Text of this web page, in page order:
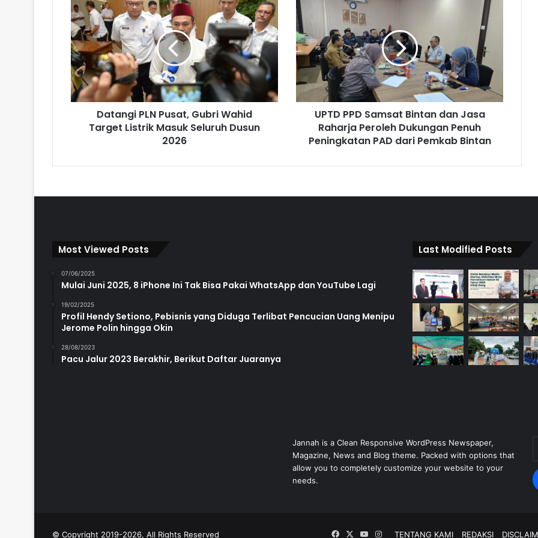
Datangi PLN Pusat, Gubri Wahid
Target Listrik Masuk Seluruh Dusun
2026
UPTD PPD Samsat Bintan dan Jasa
Raharja Peroleh Dukungan Penuh
Peningkatan PAD dari Pemkab Bintan
Most Viewed Posts
07/06/2025
Mulai Juni 2025, 8 iPhone Ini Tak Bisa Pakai WhatsApp dan YouTube Lagi
19/02/2025
Profil Hendy Setiono, Pebisnis yang Diduga Terlibat Pencucian Uang Menipu
Jerome Polin hingga Okin
28/08/2023
Pacu Jalur 2023 Berakhir, Berikut Daftar Juaranya
Last Modified Posts
Jannah is a Clean Responsive WordPress Newspaper,
Magazine, News and Blog theme. Packed with options that
allow you to completely customize your website to your
needs.
© Copyright 2019-2026, All Rights Reserved TENTANG KAMI REDAKSI
Facebook
X YouTube
Instagram